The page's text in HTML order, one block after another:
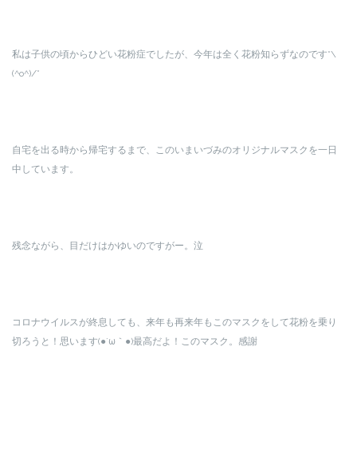
私は子供の頃からひどい花粉症でしたが、今年は全く花粉知らずなのです*\
(^o^)/*
自宅を出る時から帰宅するまで、このいまいづみのオリジナルマスクを一日
中しています。
残念ながら、目だけはかゆいのですがー。泣
コロナウイルスが終息しても、来年も再来年もこのマスクをして花粉を乗り
切ろうと！思います(●´ω｀●)最高だよ！このマスク。感謝